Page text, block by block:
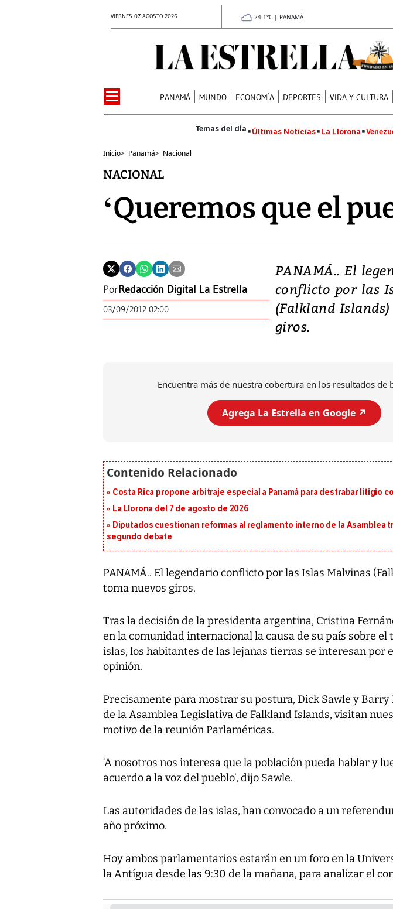
VIERNES 07 AGOSTO 2026 24.1°C | PANAMÁ
PANAMÁ MUNDO ECONOMÍA DEPORTES VIDA Y CULTURA
Últimas Noticias La Llorona
Inicio> Panamá> Nacional
NACIONAL
‘Queremos que el
PorRedacción Digital La Estrella
03/09/2012 02:00
PANAMÁ.. El
conflicto por las
(Falkland
giros.
Encuentra más de nuestra cobertura en los resultados de
Agrega La Estrella en Google ↗️
Costa Rica propone arbitraje especial a Panamá para destrabar litigio
La Llorona del 7 de agosto de 2026
Diputados cuestionan reformas al reglamento interno de la Asamblea
segundo debate
PANAMÁ.. El legendario conflicto por las Islas Malvinas
toma nuevos giros.
Tras la decisión de la presidenta argentina, Cristina
en la comunidad internacional la causa de su país sobre
islas, los habitantes de las lejanas tierras se interesan por
opinión.
Precisamente para mostrar su postura, Dick Sawle y Barry
de la Asamblea Legislativa de Falkland Islands, visitan
motivo de la reunión Parlaméricas.
‘A nosotros nos interesa que la población pueda hablar y
acuerdo a la voz del pueblo’, dijo Sawle.
Las autoridades de las islas, han convocado a un
año próximo.
Hoy ambos parlamentarios estarán en un foro en la
la Antígua desde las 9:30 de la mañana, para analizar el
Video,
deja
daños
7,1 se
emergencia